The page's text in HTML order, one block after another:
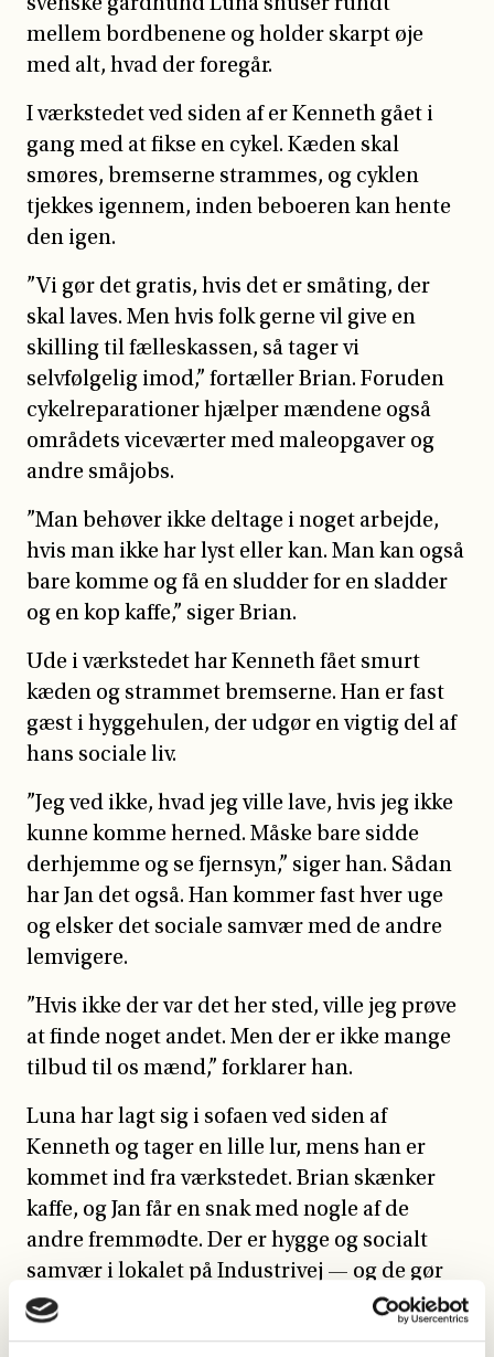
mellem bordbenene og holder skarpt øje
med alt, hvad der foregår.
I værkstedet ved siden af er Kenneth gået i
gang med at fikse en cykel. Kæden skal
smøres, bremserne strammes, og cyklen
tjekkes igennem, inden beboeren kan hente
den igen.
”Vi gør det gratis, hvis det er småting, der
skal laves. Men hvis folk gerne vil give en
skilling til fælleskassen, så tager vi
selvfølgelig imod,” fortæller Brian. Foruden
cykelreparationer hjælper mændene også
områdets viceværter med maleopgaver og
andre småjobs.
”Man behøver ikke deltage i noget arbejde,
hvis man ikke har lyst eller kan. Man kan også
bare komme og få en sludder for en sladder
og en kop kaffe,” siger Brian.
Ude i værkstedet har Kenneth fået smurt
kæden og strammet bremserne. Han er fast
gæst i hyggehulen, der udgør en vigtig del af
hans sociale liv.
”Jeg ved ikke, hvad jeg ville lave, hvis jeg ikke
kunne komme herned. Måske bare sidde
derhjemme og se fjernsyn,” siger han. Sådan
har Jan det også. Han kommer fast hver uge
og elsker det sociale samvær med de andre
lemvigere.
”Hvis ikke der var det her sted, ville jeg prøve
at finde noget andet. Men der er ikke mange
tilbud til os mænd,” forklarer han.
Luna har lagt sig i sofaen ved siden af
Kenneth og tager en lille lur, mens han er
kommet ind fra værkstedet. Brian skænker
kaffe, og Jan får en snak med nogle af de
andre fremmødte. Der er hygge og socialt
samvær i lokalet på Industrivej — og de gør
det hele igen på mandag.